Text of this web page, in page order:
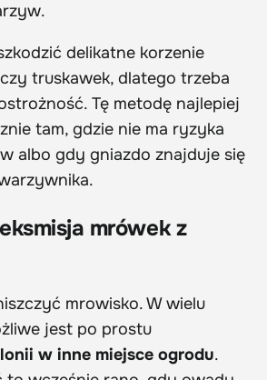
delikatne korzenie
truskawek, dlatego trzeba
Tę metodę najlepiej
tam, gdzie nie ma ryzyka
albo gdy gniazdo znajduje się
mrówek z
mrowisko. W wielu
jest po prostu
w inne miejsce ogrodu.